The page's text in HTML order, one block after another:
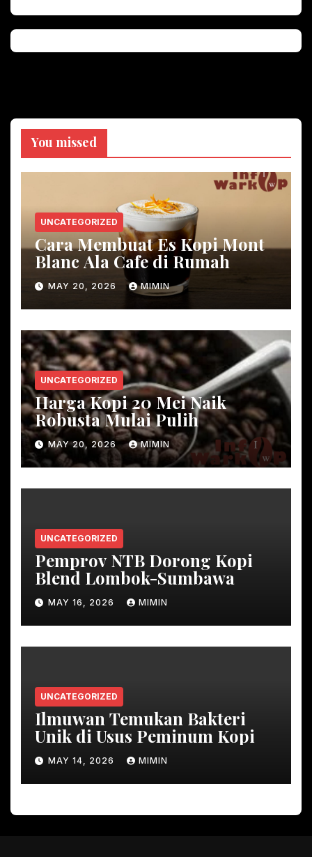
You missed
UNCATEGORIZED
Cara Membuat Es Kopi Mont
Blanc Ala Cafe di Rumah
MAY 20, 2026 MIMIN
UNCATEGORIZED
Harga Kopi 20 Mei Naik
Robusta Mulai Pulih
MAY 20, 2026 MIMIN
UNCATEGORIZED
Pemprov NTB Dorong Kopi
Blend Lombok-Sumbawa
MAY 16, 2026 MIMIN
UNCATEGORIZED
Ilmuwan Temukan Bakteri
Unik di Usus Peminum Kopi
MAY 14, 2026 MIMIN